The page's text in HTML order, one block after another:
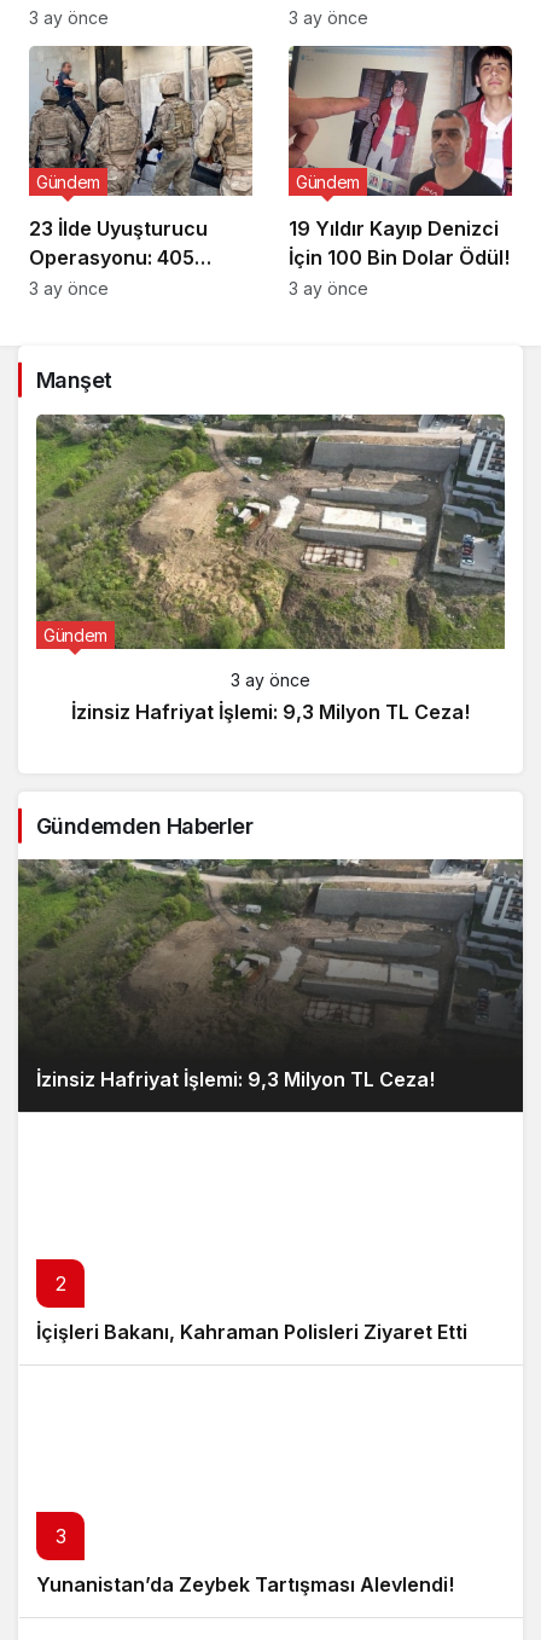
3 ay önce 3 ay önce
23 İlde Uyuşturucu
Operasyonu: 405
Gözaltı!
Gündem
3 ay önce
19 Yıldır Kayıp Denizci
İçin 100 Bin Dolar Ödül!
Gündem
3 ay önce
Manşet
Gündem
3 ay önce
İzinsiz Hafriyat İşlemi: 9,3 Milyon TL Ceza!
Gündemden Haberler
İzinsiz Hafriyat İşlemi: 9,3 Milyon TL Ceza!
2
İçişleri Bakanı, Kahraman Polisleri Ziyaret Etti
3
Yunanistan’da Zeybek Tartışması Alevlendi!